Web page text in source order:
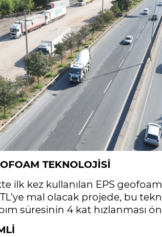
TEKNOLOJİSİ
ilk kez kullanılan EPS
mal olacak projede, bu
süresinin 4 kat hızlanması